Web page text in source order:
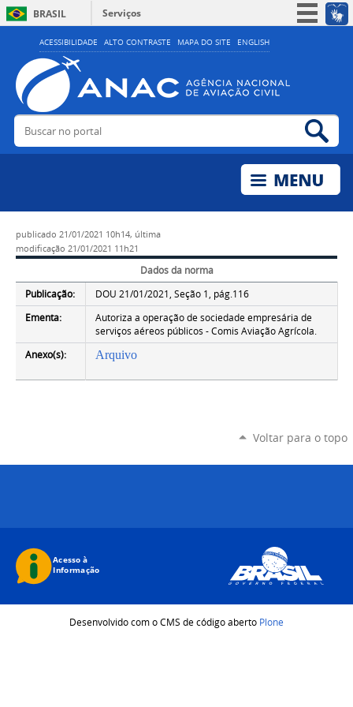
ACESSIBILIDADE ALTO CONTRASTE MAPA DO SITE ENGLISH
BRASIL
Serviços
Simplifique!
Acesso à informação
Legislação
Buscar no portal
publicado 21/01/2021 10h14, última
modificação 21/01/2021 11h21
Dados da norma
Publicação:
DOU 21/01/2021, Seção 1, pág.116
Ementa:
Autoriza a operação de sociedade empresária de
serviços aéreos públicos - Comis Aviação Agrícola.
Anexo(s):
Arquivo
Voltar para o topo
Desenvolvido com o CMS de código aberto Plone